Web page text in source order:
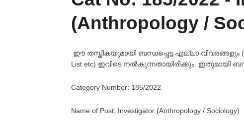
(Anthropology /
ഈ തസ്തികയുമായി ബന്ധപ്പെട്ട എല്ലാ വിവരങ്ങളും
List etc) ഇവിടെ നൽകുന്നതായിരിക്കും. ഇതുമായി
Category Number: 185/2022
Name of Post: Investigator (Anthropology / Sociology)